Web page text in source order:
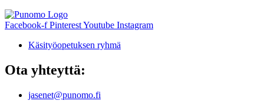
Facebook-f PinterestYoutube Instagram
Käsityöopetuksen ryhmä
Ota yhteyttä:
jasenet@punomo.fi